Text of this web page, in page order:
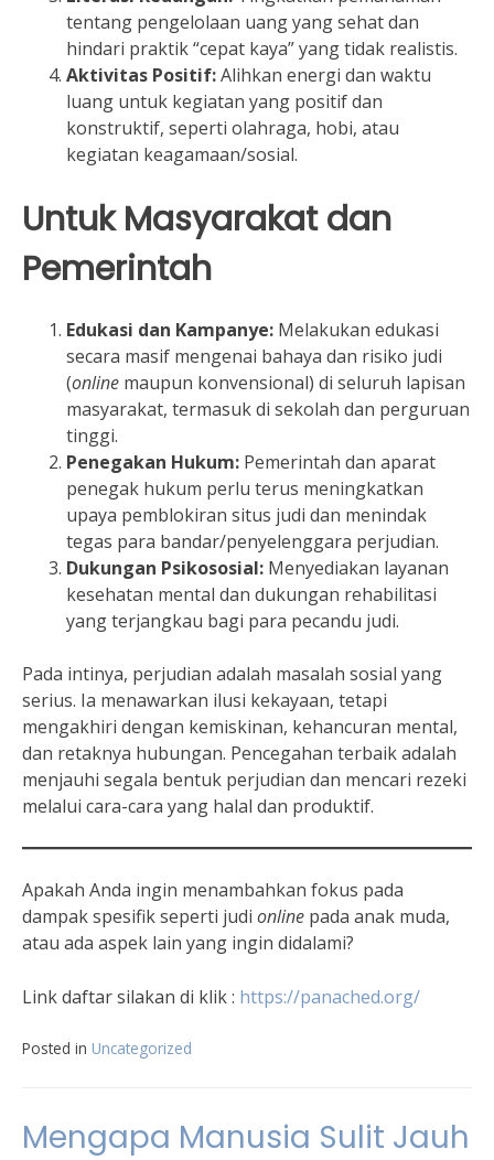
tentang pengelolaan uang yang sehat dan
hindari praktik “cepat kaya” yang tidak realistis.
Aktivitas Positif:Alihkan energi dan waktu
luang untuk kegiatan yang positif dan
konstruktif, seperti olahraga, hobi, atau
kegiatan keagamaan/sosial.
Untuk Masyarakat dan
Pemerintah
Edukasi dan Kampanye: Melakukan edukasi
secara masif mengenai bahaya dan risiko judi
(online maupun konvensional) di seluruh lapisan
masyarakat, termasuk di sekolah dan perguruan
tinggi.
Penegakan Hukum: Pemerintah dan aparat
penegak hukum perlu terus meningkatkan
upaya pemblokiran situs judi dan menindak
tegas para bandar/penyelenggara perjudian.
Dukungan Psikososial: Menyediakan layanan
kesehatan mental dan dukungan rehabilitasi
yang terjangkau bagi para pecandu judi.
Pada intinya, perjudian adalah masalah sosial yang
serius. Ia menawarkan ilusi kekayaan, tetapi
mengakhiri dengan kemiskinan, kehancuran mental,
dan retaknya hubungan. Pencegahan terbaik adalah
menjauhi segala bentuk perjudian dan mencari rezeki
melalui cara-cara yang halal dan produktif.
Apakah Anda ingin menambahkan fokus pada
dampak spesifik seperti judi online pada anak muda,
atau ada aspek lain yang ingin didalami?
Link daftar silakan di klik : https://panached.org/
Posted in Uncategorized
Mengapa Manusia Sulit Jauh